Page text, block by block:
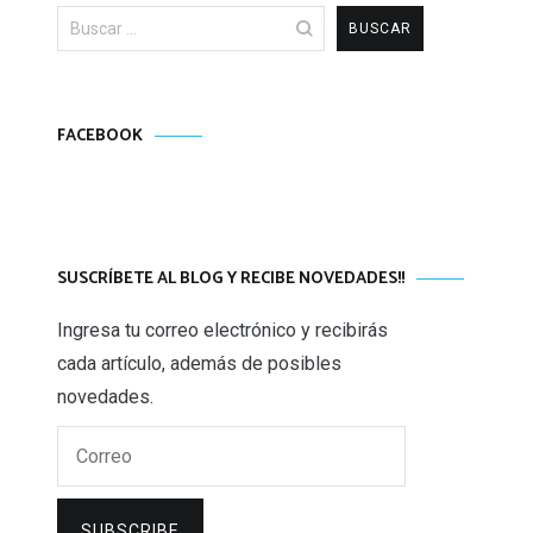
Buscar:
FACEBOOK
SUSCRÍBETE AL BLOG Y RECIBE NOVEDADES!!
Ingresa tu correo electrónico y recibirás
cada artículo, además de posibles
novedades.